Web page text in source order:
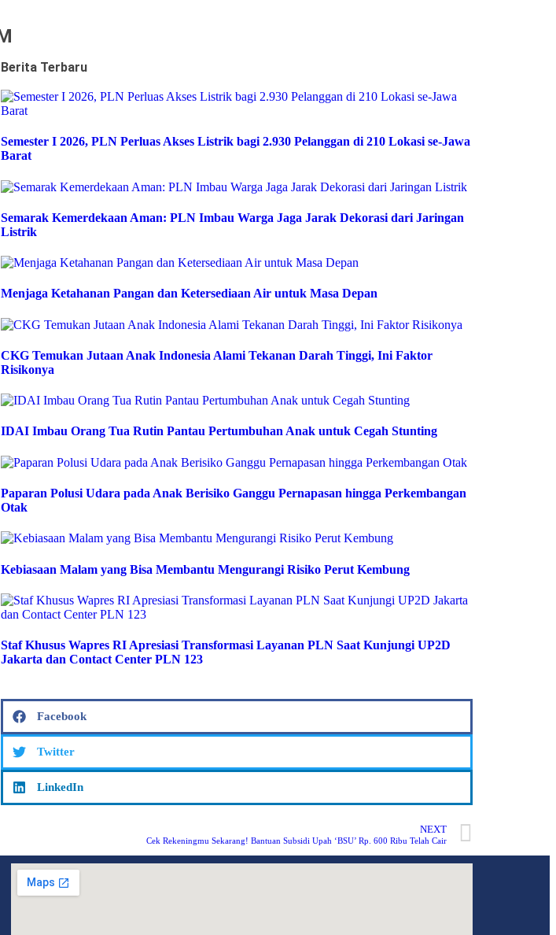
Berita Terbaru
Semester I 2026, PLN Perluas Akses Listrik bagi 2.930 Pelanggan di 210 Lokasi se-Jawa
Barat
Semarak Kemerdekaan Aman: PLN Imbau Warga Jaga Jarak Dekorasi dari Jaringan
Listrik
Menjaga Ketahanan Pangan dan Ketersediaan Air untuk Masa Depan
CKG Temukan Jutaan Anak Indonesia Alami Tekanan Darah Tinggi, Ini Faktor
Risikonya
IDAI Imbau Orang Tua Rutin Pantau Pertumbuhan Anak untuk Cegah Stunting
Paparan Polusi Udara pada Anak Berisiko Ganggu Pernapasan hingga Perkembangan
Otak
Kebiasaan Malam yang Bisa Membantu Mengurangi Risiko Perut Kembung
Staf Khusus Wapres RI Apresiasi Transformasi Layanan PLN Saat Kunjungi UP2D
Jakarta dan Contact Center PLN 123
Facebook
Twitter
LinkedIn
NEXT
Cek Rekeningmu Sekarang! Bantuan Subsidi Upah ‘BSU’ Rp. 600 Ribu Telah Cair